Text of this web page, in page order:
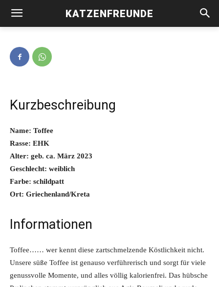
KATZENFREUNDE
Toffee -vermittelt-
Kurzbeschreibung
Name: Toffee
Rasse: EHK
Alter: geb. ca. März 2023
Geschlecht: weiblich
Farbe: schildpatt
Ort: Griechenland/Kreta
Informationen
Toffee…… wer kennt diese zartschmelzende Köstlichkeit nicht.
Unsere süße Toffee ist genauso verführerisch und sorgt für viele
genussvolle Momente, und alles völlig kalorienfrei. Das hübsche